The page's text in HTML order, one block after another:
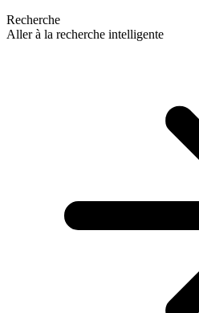
Recherche
Aller à la recherche intelligente